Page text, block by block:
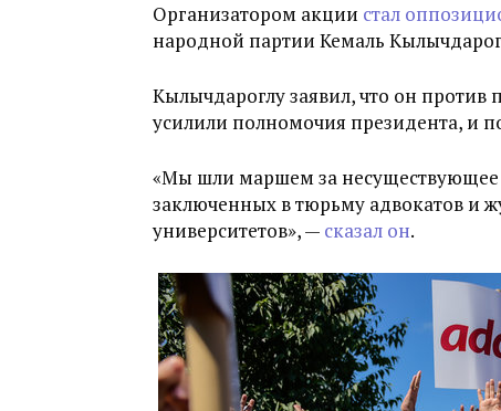
Организатором акции стал
народной партии Кемаль
Кылычдароглу заявил, что он
усилили полномочия президента, и
«Мы шли маршем за несуществующее
заключенных в тюрьму адвокатов и
университетов», — сказал он.